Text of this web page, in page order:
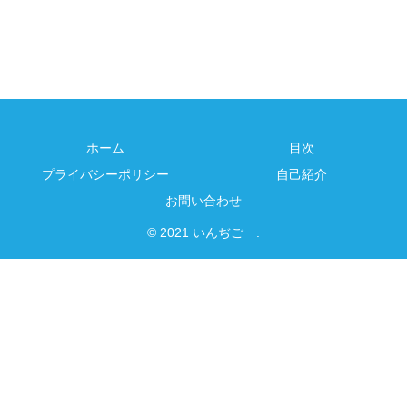
ホーム
目次
プライバシーポリシー
自己紹介
お問い合わせ
© 2021 いんぢご .